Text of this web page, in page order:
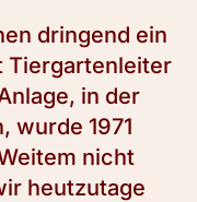
dringend ein
Tiergartenleiter
in der
wurde 1971
nicht
heutzutage